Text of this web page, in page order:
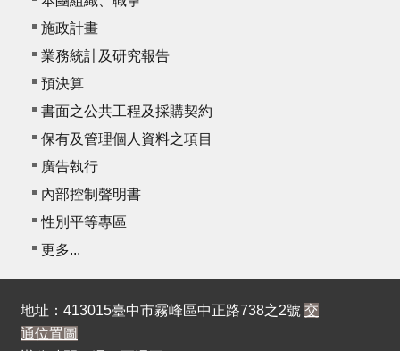
施政計畫
業務統計及研究報告
預決算
書面之公共工程及採購契約
保有及管理個人資料之項目
廣告執行
內部控制聲明書
性別平等專區
更多...
地址：413015臺中市霧峰區中正路738之2號 交
通位置圖